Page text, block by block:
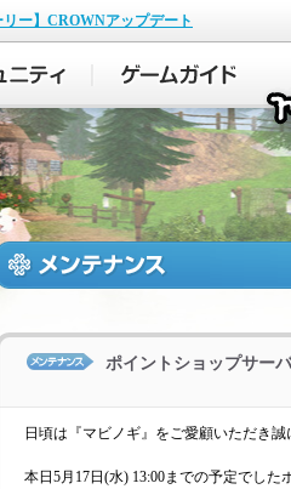
リー】CROWNアップデート
ポイントショップサー
日頃は『マビノギ』をご愛顧いただき
本日5月17日(水) 13:00までの予定でし